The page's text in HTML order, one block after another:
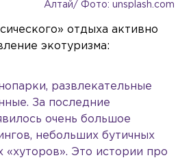
Алтай/ Фото: unsplash.com
отдыха активно
экотуризма:
развлекательные
За последние
очень большое
небольших бутичных
«хуторов». Это истории про